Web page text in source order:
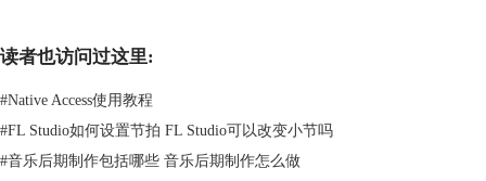
读者也访问过这里:
#Native Access使用教程
#FL Studio如何设置节拍 FL Studio可以改变小节吗
#音乐后期制作包括哪些 音乐后期制作怎么做